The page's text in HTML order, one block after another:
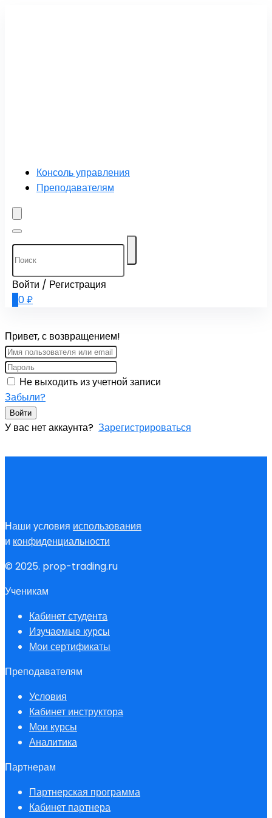
Консоль управления
Преподавателям
Войти / Регистрация
0₽
Привет, с возвращением!
Не выходить из учетной записи
Забыли?
Войти
У вас нет аккаунта? Зарегистрироваться
Наши условия использования
и конфиденциальности
© 2025. prop-trading.ru
Ученикам
Кабинет студента
Изучаемые курсы
Мои сертификаты
Преподавателям
Условия
Кабинет инструктора
Мои курсы
Аналитика
Партнерам
Партнерская программа
Кабинет партнера